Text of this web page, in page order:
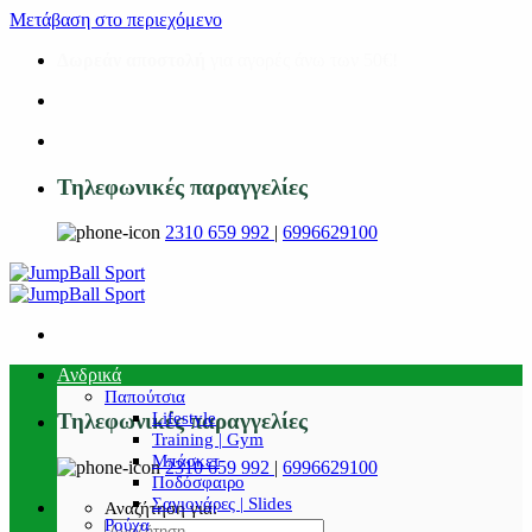
Μετάβαση στο περιεχόμενο
Τηλεφωνικές παραγγελίες
2310 659 992 | 6996629100
Τηλεφωνικές παραγγελίες
2310 659 992 | 6996629100
Αναζήτηση για:
Ανδρικά
Παπούτσια
Lifestyle
Training | Gym
Μπάσκετ
Ποδόσφαιρο
Σαγιονάρες | Slides
Ρούχα